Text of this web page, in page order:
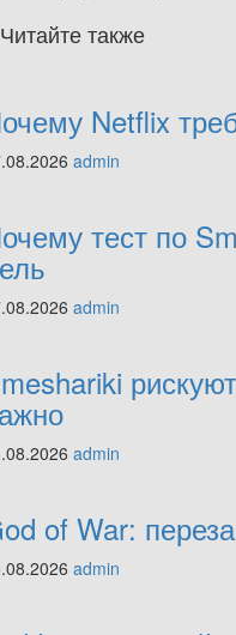
Читайте также
Netflix
admin
тест по
admin
admin
of War:
admin